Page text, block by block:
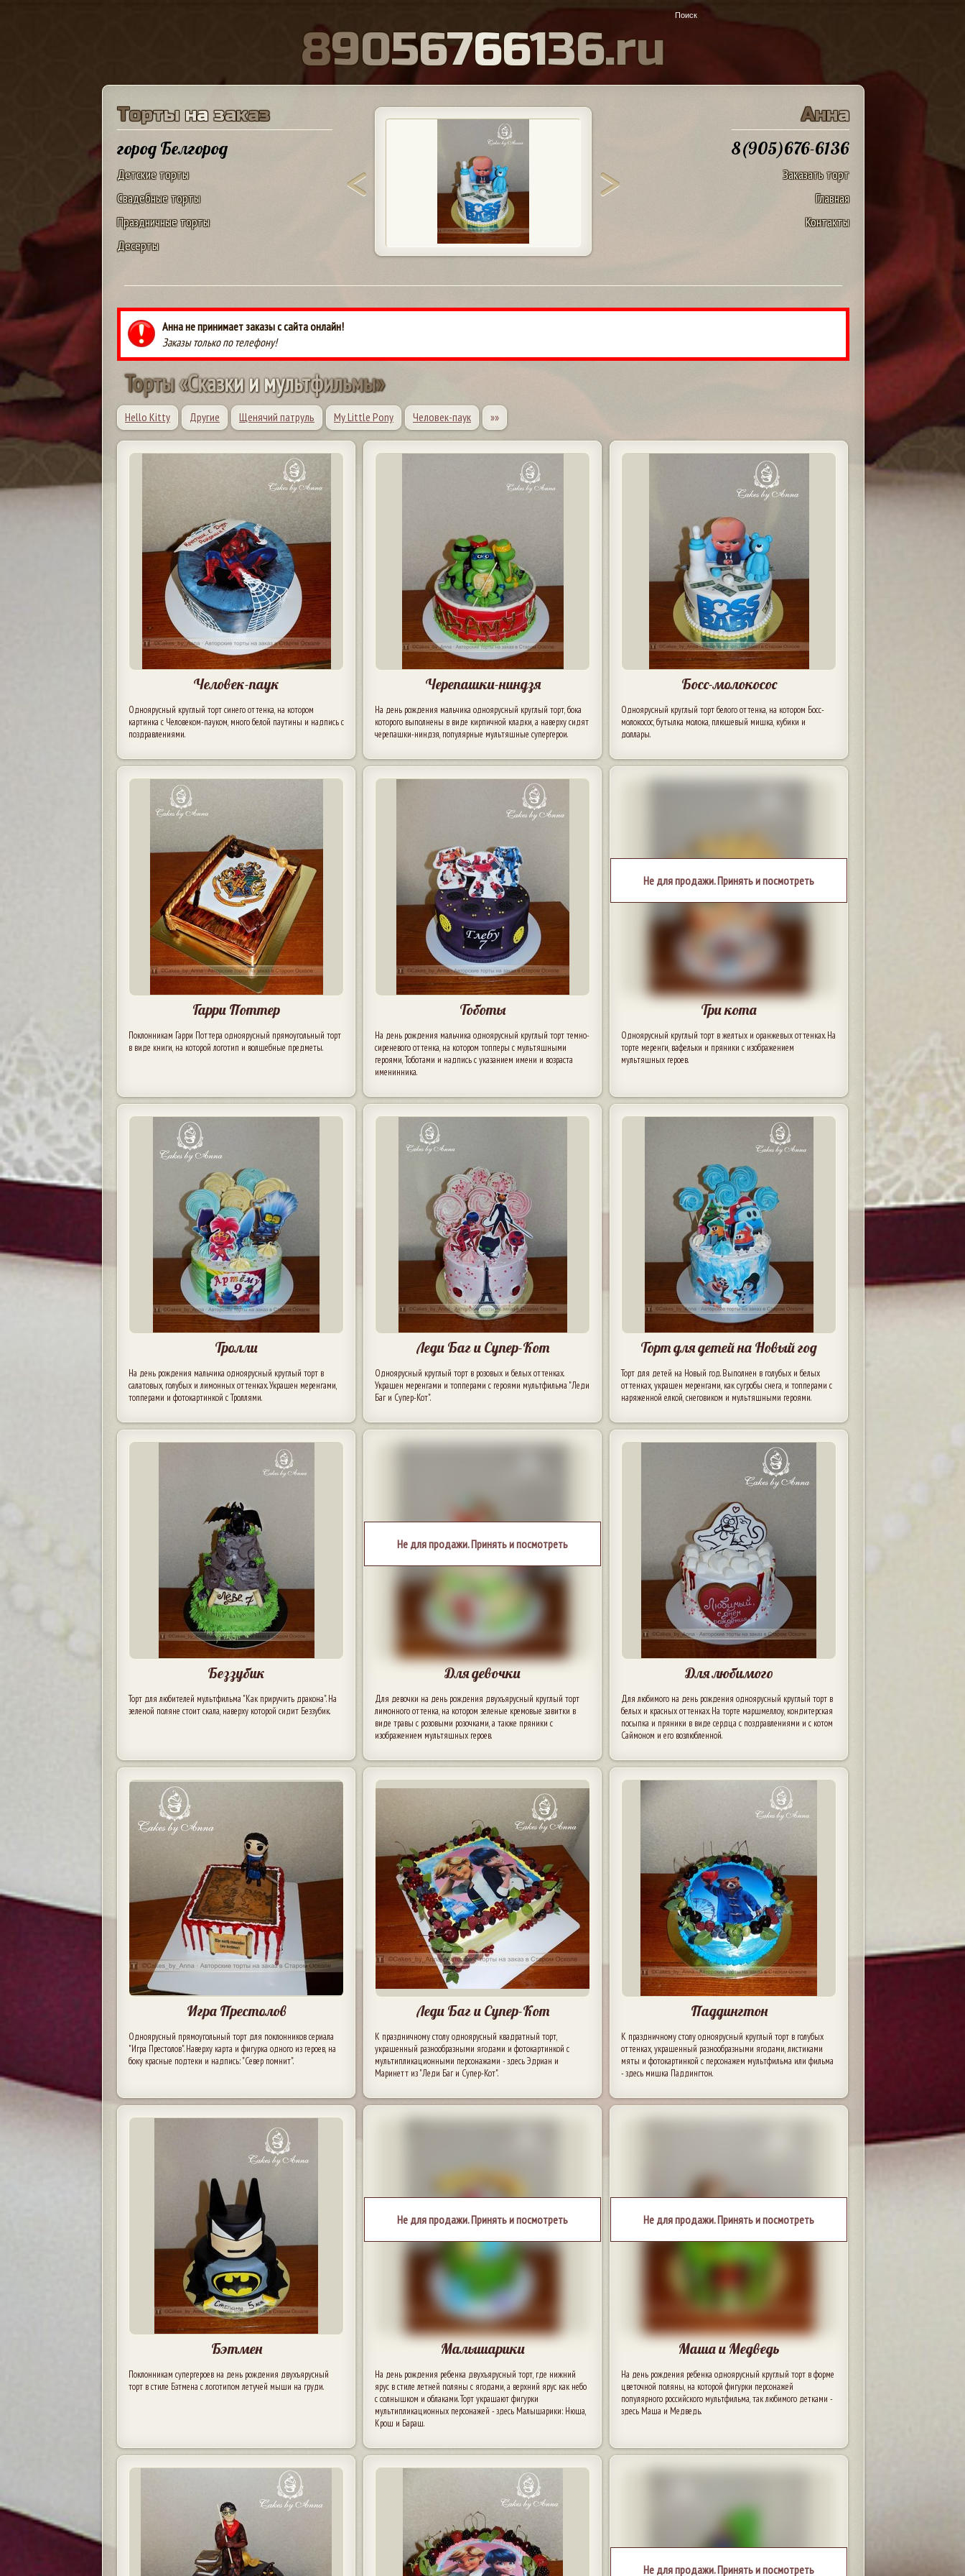
89056766136.ru
Торты на заказ
город Белгород
Детские торты
Свадебные торты
Праздничные торты
Десерты
Анна
8(905)676-6136
Заказать торт
Главная
Контакты
Анна не принимает заказы с сайта онлайн!
Заказы только по телефону!
Торты«Сказкиимультфильмы»
Hello Kitty Другие Щенячий патруль My Little Pony Человек-паук »»
Человек-паук
Одноярусный круглый торт синего оттенка, на котором
картинка с Человеком-пауком, много белой паутины и надпись с
поздравлениями.
Черепашки-ниндзя
На день рождения мальчика одноярусный круглый торт, бока
которого выполнены в виде кирпичной кладки, а наверху сидят
черепашки-ниндзя, популярные мультяшные супергерои.
Босс-молокосос
Одноярусный круглый торт белого оттенка, на котором Босс-
молокосос, бутылка молока, плюшевый мишка, кубики и
доллары.
Гарри Поттер
Поклонникам Гарри Поттера одноярусный прямоугольный торт
в виде книги, на которой логотип и волшебные предметы.
Тоботы
На день рождения мальчика одноярусный круглый торт темно-
сиреневого оттенка, на котором топперы с мультяшными
героями, Тоботами и надпись с указанием имени и возраста
именинника.
Не для продажи. Принять и посмотреть
Три кота
Одноярусный круглый торт в желтых и оранжевых оттенках. На
торте меренги, вафельки и пряники с изображением
мультяшных героев.
Тролли
На день рождения мальчика одноярусный круглый торт в
салатовых, голубых и лимонных оттенках. Украшен меренгами,
топперами и фотокартинкой с Троллями.
Леди Баг и Супер-Кот
Одноярусный круглый торт в розовых и белых оттенках.
Украшен меренгами и топперами с героями мультфильма "Леди
Баг и Супер-Кот".
Торт для детей на Новый год
Торт для детей на Новый год. Выполнен в голубых и белых
оттенках, украшен меренгами, как сугробы снега, и топперами с
наряженной елкой, снеговиком и мультяшными героями.
Беззубик
Торт для любителей мультфильма "Как приручить дракона". На
зеленой поляне стоит скала, наверху которой сидит Беззубик.
Не для продажи. Принять и посмотреть
Для девочки
Для девочки на день рождения двухъярусный круглый торт
лимонного оттенка, на котором зеленые кремовые завитки в
виде травы с розовыми розочками, а также пряники с
изображением мультяшных героев.
Для любимого
Для любимого на день рождения одноярусный круглый торт в
белых и красных оттенках. На торте маршмеллоу, кондитерская
посыпка и пряники в виде сердца с поздравлениями и с котом
Саймоном и его возлюбленной.
Игра Престолов
Одноярусный прямоугольный торт для поклонников сериала
"Игра Престолов". Наверху карта и фигурка одного из героев, на
боку красные подтеки и надпись: "Север помнит".
Леди Баг и Супер-Кот
К праздничному столу одноярусный квадратный торт,
украшенный разнообразными ягодами и фотокартинкой с
мультипликационными персонажами - здесь Эдриан и
Маринетт из "Леди Баг и Супер-Кот".
Паддингтон
К праздничному столу одноярусный круглый торт в голубых
оттенках, украшенный разнообразными ягодами, листиками
мяты и фотокартинкой с персонажем мультфильма или фильма
- здесь мишка Паддингтон.
Бэтмен
Поклонникам супергероев на день рождения двухъярусный
торт в стиле Бэтмена с логотипом летучей мыши на груди.
Не для продажи. Принять и посмотреть
Малышарики
На день рождения ребенка двухъярусный торт, где нижний
ярус в стиле летней поляны с ягодами, а верхний ярус как небо
с солнышком и облаками. Торт украшают фигурки
мультипликационных персонажей - здесь Малышарики: Нюша,
Крош и Бараш.
Не для продажи. Принять и посмотреть
Маша и Медведь
На день рождения ребенка одноярусный круглый торт в форме
цветочной поляны, на которой фигурки персонажей
популярного российского мультфильма, так любимого детками -
здесь Маша и Медведь.
Не для продажи. Принять и посмотреть